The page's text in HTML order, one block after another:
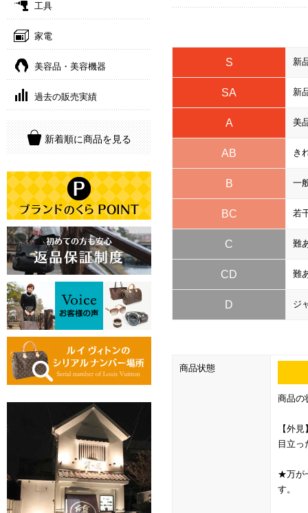
工具
家電
美容品・美容機器
過去の販売実績
新着順に商品を見る
S 新
SA 新
A 美
AB き
B 一
BC 若
C 難
CD 難
D ジ
商品状態
商品の
【外
目立っ
★万が
す。